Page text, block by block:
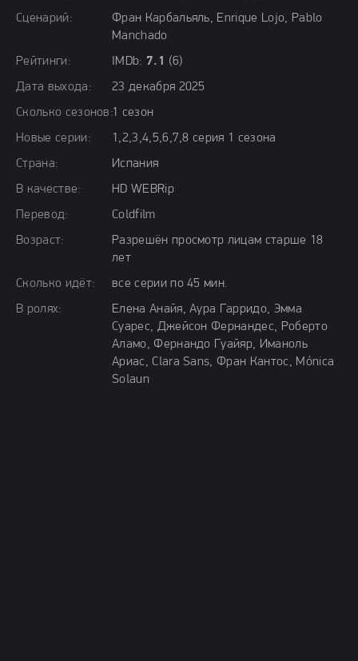
Сценарий:
Фран Карбальяль, Enrique Lojo, Pablo
Manchado
Рейтинги:
IMDb: 7.1
(6)
Дата выхода:
23 декабря 2025
Сколько сезонов:1 сезон
Новые серии:
1,2,3,4,5,6,7,8 серия 1 сезона
Страна:
Испания
В качестве:
HD WEBRip
Перевод:
Coldfilm
Возраст:
Разрешён просмотр лицам старше 18
лет
Сколько идёт:
все серии по 45 мин.
В ролях:
Елена Анайя, Аура Гарридо, Эмма
Суарес, Джейсон Фернандес, Роберто
Аламо, Фернандо Гуайяр, Иманоль
Ариас, Clara Sans, Фран Кантос, Mónica
Solaun